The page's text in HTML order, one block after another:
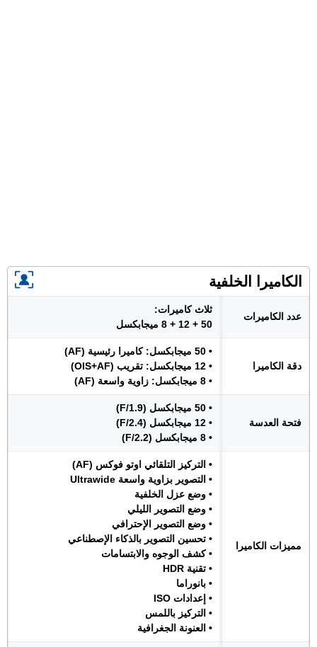
الكاميرا الخلفية
عدد الكاميرات
ثلاث كاميرات:
50 + 12 + 8 ميجابكسل
دقة الكاميرا
• 50 ميجابكسل: كاميرا رئيسية (AF)
• 12 ميجابكسل: تقريب (OIS+AF)
• 8 ميجابكسل: زاوية واسعة (AF)
فتحة العدسة
• 50 ميجابكسل (F/1.9)
• 12 ميجابكسل (F/2.4)
• 8 ميجابكسل (F/2.2)
مميزات الكاميرا
• التركيز التلقائي اوتو فوكس (AF)
• التصوير بزاوية واسعة Ultrawide
• وضع عزل الخلفية
• وضع التصوير الليلي
• وضع التصوير الإحترافي
• تحسين التصوير بالذكاء الإصطناعي
• كشف الوجوه والابتسامات
• تقنية HDR
• بانوراما
• إعدادات ISO
• التركيز باللمس
• العنونة الجغرافية